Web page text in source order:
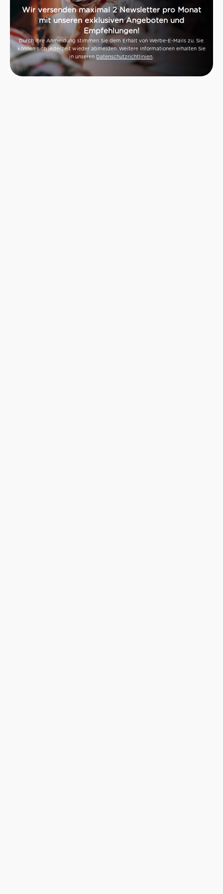
Wir versenden maximal 2 Newsletter pro Monat
mit unseren exklusiven Angeboten und
Empfehlungen!
Durch Ihre Anmeldung stimmen Sie dem Erhalt von Werbe-E-Mails zu. Sie
können sich jederzeit wieder abmelden. Weitere Informationen erhalten Sie
in unseren Datenschutzrichtlinien